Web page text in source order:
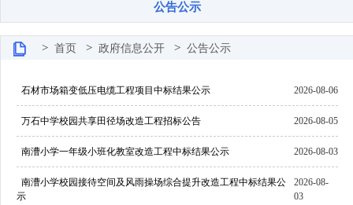
公告公示
> 首页 > 政府信息公开 > 公告公示
石材市场箱变低压电缆工程项目中标结果公示 2026-08-06
万石中学校园共享田径场改造工程招标公告 2026-08-05
南漕小学一年级小班化教室改造工程中标结果公示 2026-08-03
南漕小学校园接待空间及风雨操场综合提升改造工程中标结果公
示
2026-08-
03